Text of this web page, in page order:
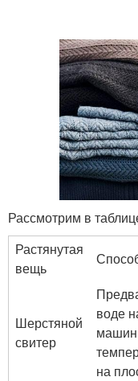
Рассмотрим в
Растянутая
вещь
Шерстяной
свитер
воде
на